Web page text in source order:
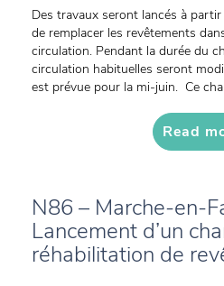
Des travaux seront lancés à
de remplacer les revêtements
circulation. Pendant la durée du
circulation habituelles seront
est prévue pour la mi-juin. Ce
Read
N86 – Marche-en-
Lancement d’un
réhabilitation de